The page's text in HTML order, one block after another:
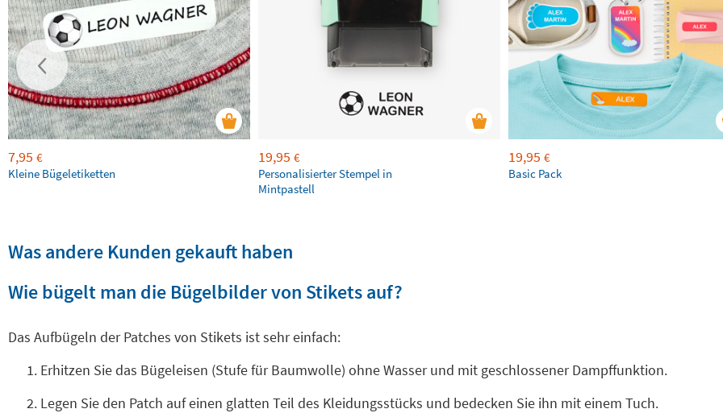
7,95 €
Kleine Bügeletiketten
19,95 €
Personalisierter Stempel in
Mintpastell
19,95 €
Basic Pack
Was andere Kunden gekauft haben
Wie bügelt man die Bügelbilder von Stikets auf?
Das Aufbügeln der Patches von Stikets ist sehr einfach:
Erhitzen Sie das Bügeleisen (Stufe für Baumwolle) ohne Wasser und mit geschlossener Dampffunktion.
Legen Sie den Patch auf einen glatten Teil des Kleidungsstücks und bedecken Sie ihn mit einem Tuch.